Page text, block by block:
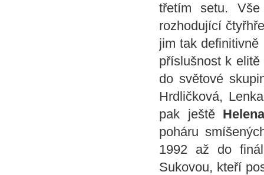
třetím setu.
rozhodující
jim tak
příslušnost k
do světové
Hrdličková,
pak ještě
poháru
1992 až do
Sukovou, kteří